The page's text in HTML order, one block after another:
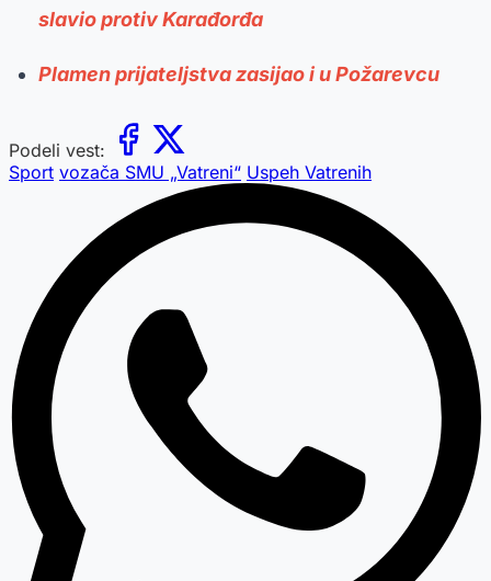
slavio protiv Karađorđa
Plamen prijateljstva zasijao i u Požarevcu
Podeli vest:
Sport vozača SMU „Vatreni“ Uspeh Vatrenih